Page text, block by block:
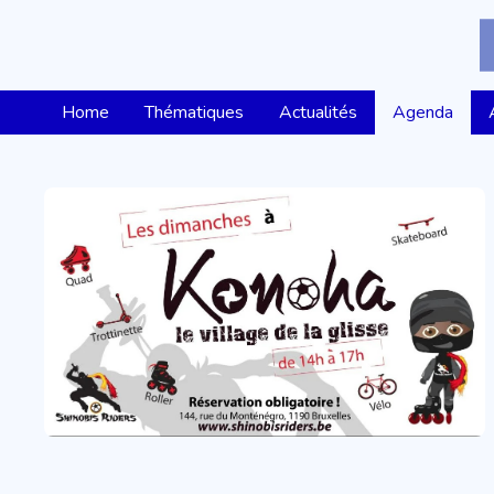
Home Thématiques Actualités Agenda